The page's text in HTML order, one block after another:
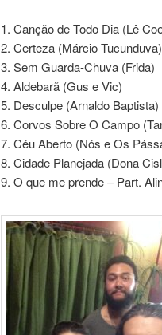
1. Canção de Todo Dia (Lê
2. Certeza (Márcio Tucunduva)
3. Sem Guarda-Chuva (Frida)
4. Aldebarã (Gus e Vic)
5. Desculpe (Arnaldo Baptista)
6. Corvos Sobre O Campo
7. Céu Aberto (Nós e Os
8. Cidade Planejada (Dona
9. O que me prende – Part.